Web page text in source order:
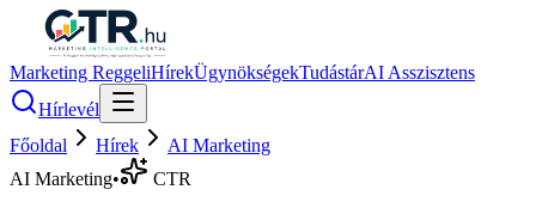
Marketing ReggeliHírekÜgynökségekTudástárAI Asszisztens
Hírlevél
Főoldal
Hírek
AI Marketing
AI Marketing• CTR